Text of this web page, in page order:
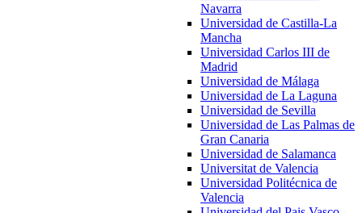
Navarra
Universidad de Castilla-La
Mancha
Universidad Carlos III de
Madrid
Universidad de Málaga
Universidad de La Laguna
Universidad de Sevilla
Universidad de Las Palmas de
Gran Canaria
Universidad de Salamanca
Universitat de Valencia
Universidad Politécnica de
Valencia